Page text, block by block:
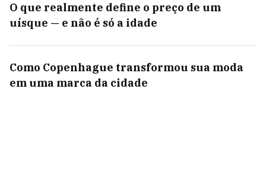
O que realmente define o preço de um
uísque — e não é só a idade
Como Copenhague transformou sua moda
em uma marca da cidade